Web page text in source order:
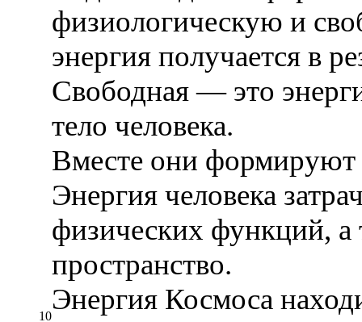
физиологическую и
энергия получается в
Свободная — это
тело человека.
10
Вместе они формируют
Энергия человека
физических функций, а
пространство.
Энергия Космоса